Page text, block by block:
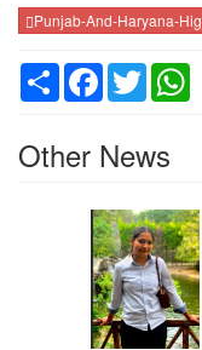
Punjab-And-Haryana-
Share Facebook
Twitter
Other News